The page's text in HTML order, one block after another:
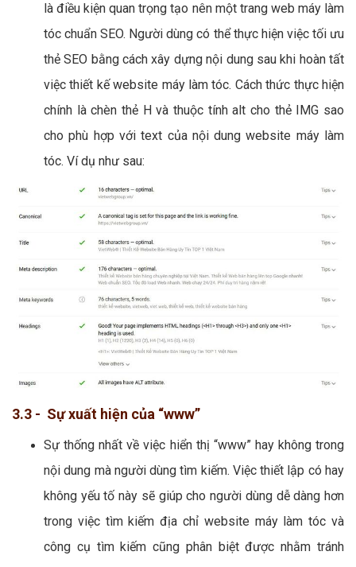
là điều kiện quan trọng tạo nên một trang web máy làm
tóc chuẩn SEO. Người dùng có thể thực hiện việc tối ưu
thẻ SEO bằng cách xây dựng nội dung sau khi hoàn tất
việc thiết kế website máy làm tóc. Cách thức thực hiện
chính là chèn thẻ H và thuộc tính alt cho thẻ IMG sao
cho phù hợp với text của nội dung website máy làm
tóc. Ví dụ như sau:
3.3 - Sự xuất hiện của “www”
Sự thống nhất về việc hiển thị “www” hay không trong
nội dung mà người dùng tìm kiếm. Việc thiết lập có hay
không yếu tố này sẽ giúp cho người dùng dễ dàng hơn
trong việc tìm kiếm địa chỉ website máy làm tóc và
công cụ tìm kiếm cũng phân biệt được nhằm tránh